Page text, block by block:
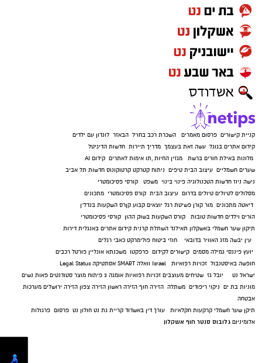
קניית קישורים פרסום מאמרים השכרת רכב בחו"ל הבאזר לונדון עם ילדים
קידום אתרים בגוגל עשה זאת בעצמך מדריך תיירות חדשות הדיגיטל
מלונות באילת חורים ברשת מגזין החיות ,תו אימות לאתרים קידום AI
שערים חשמליים עיצוב הבית טיפים ניתוח קטרקט קרטוקונוס חדשות תל אביב
נישה ניוז חדשות הטכנולוגיה פינוי בינוי משפט
קורסי פסיכומטרי
מסלולים לטיולים טיולים בדרום עיצוב הבית קורס פסיכומטרי מתכונים
דיאטה מתכונים מור קורן פשיטת רגל יוצאים קבוע קןרס השקעות בנדל"ן
הורים וילדים חדשות טובות קורס השקעות בשוק ההון קורסי פסיכומטרי
תיקון שער חשמלי באשקלון תאילנד השתלת קרנית קידום אתרים באנגלית דירות
עין יבשה מזג האוויר בדובאי חוזי ביטוח פולימרקט כאבי רגלים
יועץ פיננסי גמילה מסמים קישורים לקידום פרפקטו משכנתא אונליין פורטל רכבים
חופשה באיסטנבול זכויות רפואיות Israel וואלה SMART אסתטיקה Legal Status
ישראל נט
יובל גז שטיחים מעוצבים זכויות רפואיות אומגה 3 פיתוח מוצר סטודנטים פאות נשים
מוניות בת ים ניקוי ריפודים משתלה הזירה חוף הזירה ראשון הזירה צפון הזירה ירושלים מערכות
אבטחה
תיקן שער חשמלי קרקעות חקלאיות עורך דין באשדוד קריית גת נט חולון נט פרסום פרגולות
אלומיניום גלובוס סנטר חוף אשקלון